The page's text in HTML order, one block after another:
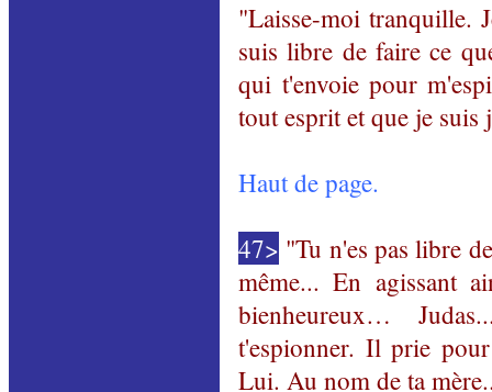
"Laisse-moi tranquille.
suis libre de faire ce
qui t'envoie pour
tout esprit et que je suis
Haut de page.
47> "Tu n'es pas libre
même... En agissant
bienheureux…
t'espionner. Il prie
Lui. Au nom de ta